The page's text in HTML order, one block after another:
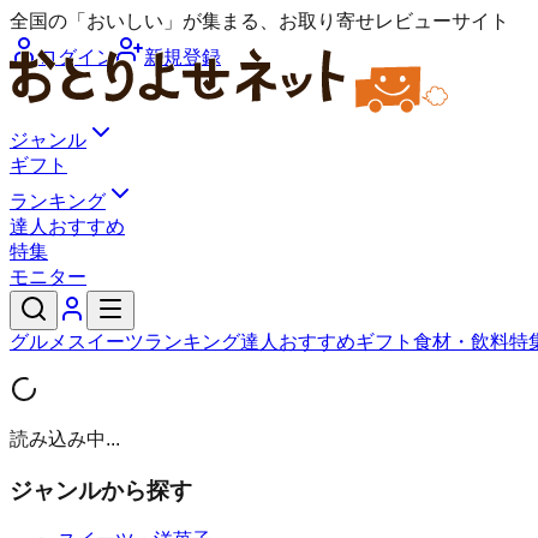
全国の「おいしい」が集まる、お取り寄せレビューサイト
ログイン
新規登録
ジャンル
ギフト
ランキング
達人おすすめ
特集
モニター
グルメ スイーツランキング達人おすすめギフト 食材・飲料特
読み込み中...
ジャンルから探す